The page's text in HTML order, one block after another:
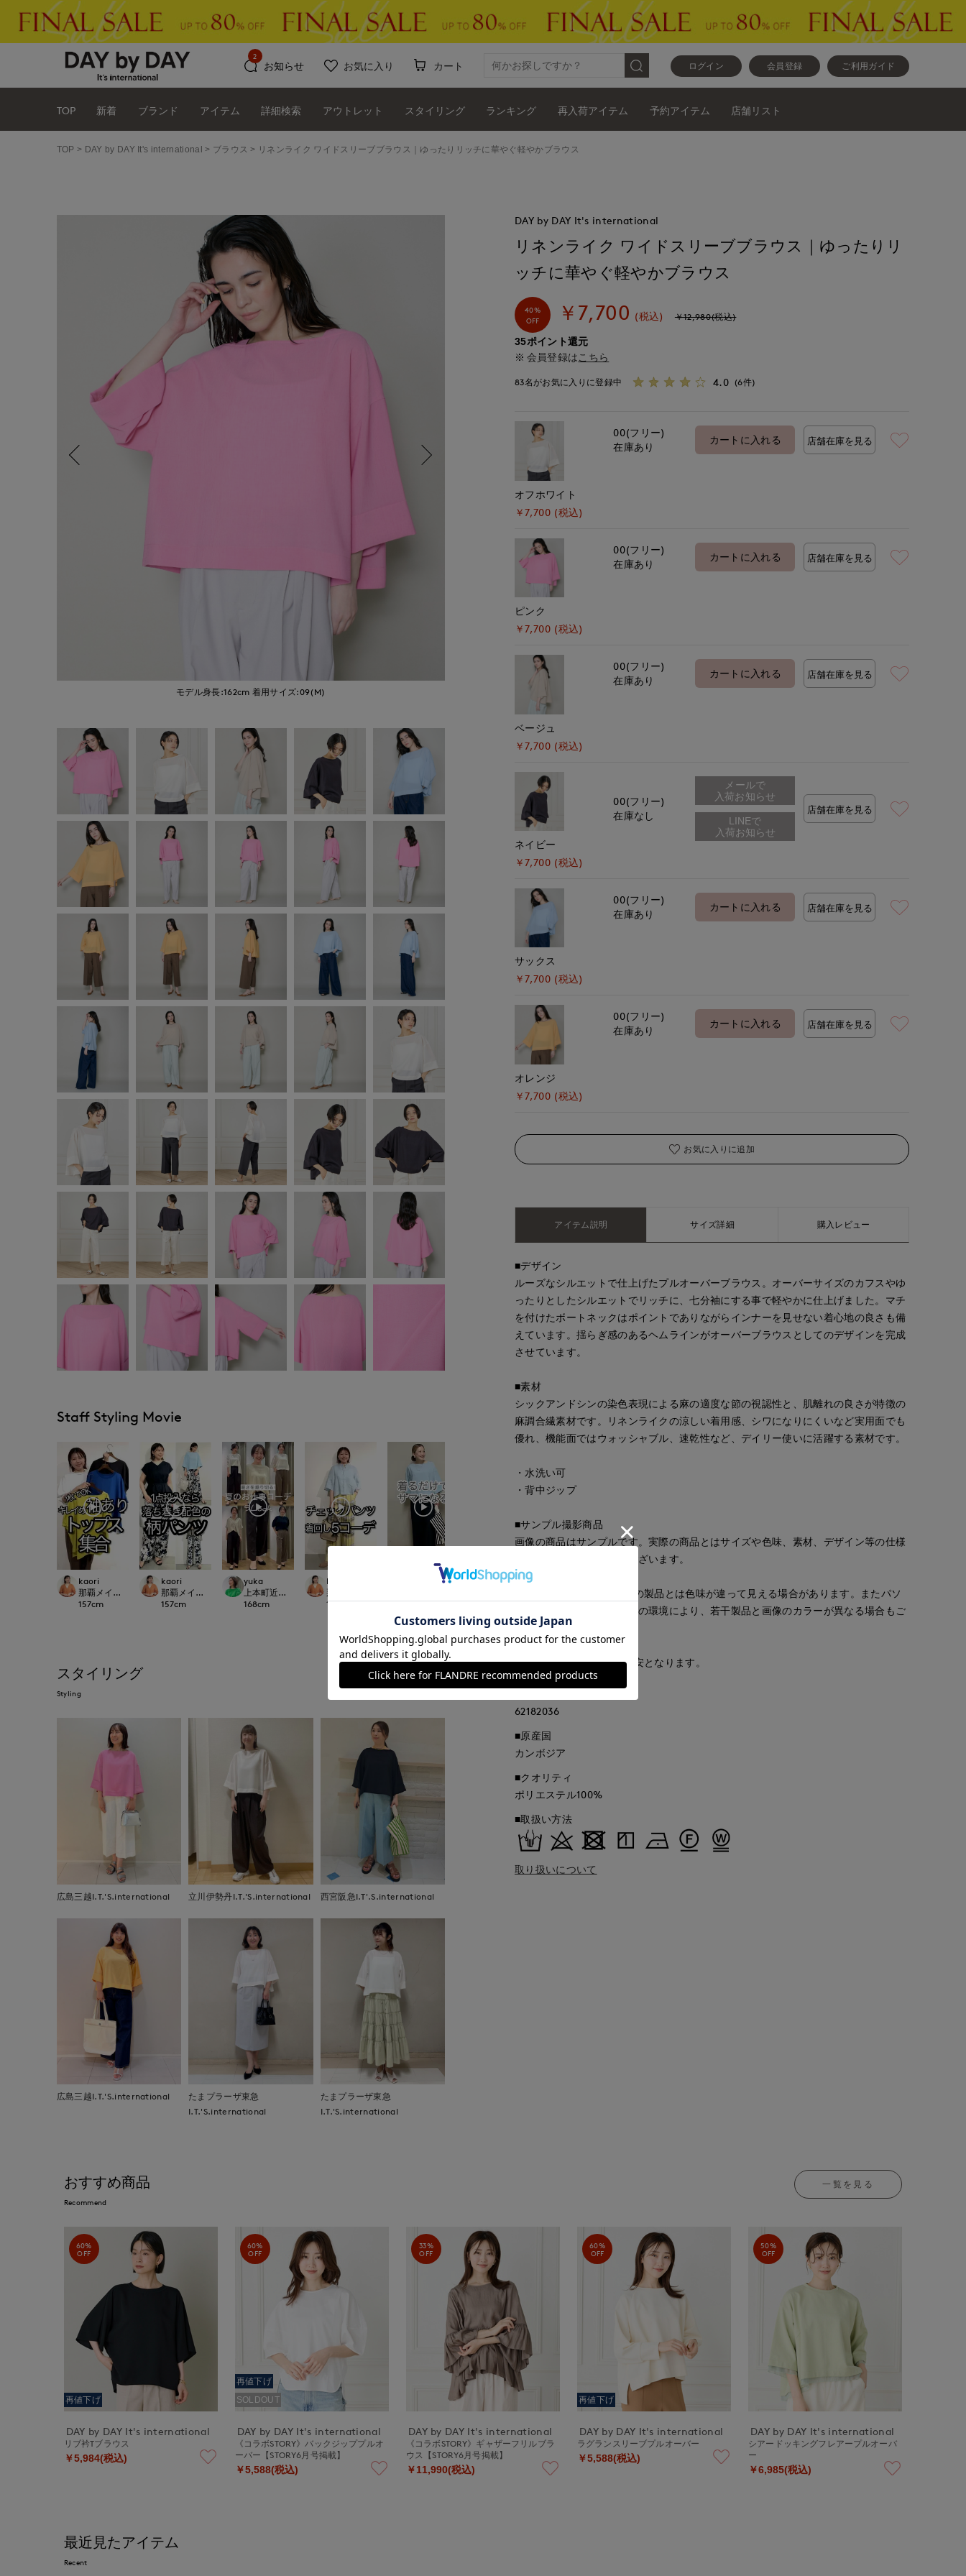
ログイン 会員登録 ご利用ガイド
お知らせ
2
お気に入り カート
TOP 新着 ブランド アイテム 詳細検索 アウトレット スタイリング ランキング 再入荷アイテム 予約アイテム 店舗リスト
TOP DAY by DAY It's international ブラウス リネンライク ワイドスリーブブラウス｜ゆったりリッチに華やぐ軽やかブラウス
モデル身長:162cm 着用サイズ:09(M)
Staff Styling Movie
kaori
那覇メインプレイスI.T.'S.international
157cm
kaori
那覇メインプレイスI.T.'S.international
157cm
yuka
上本町近鉄I.T.'S.international
168cm
kaori
那覇メインプレイスI.T.'S.international
157cm
maemae
157cm
ayaka
170cm
那覇メインプレイスI.T.'S.international
157cm
岡山天満屋7-IDconcept.
160
博多大丸7-IDconcept.
155
広島三越I.T.'S.international
スタイリング
Styling
もっと見る
広島三越I.T.'S.international 立川伊勢丹I.T.'S.international 西宮阪急I.T'.S.international
広島三越I.T.'S.international
たまプラーザ東急
I.T.'S.international
たまプラーザ東急
I.T.'S.international
DAY by DAY It's international
リネンライク ワイドスリーブブラウス｜ゆったりリ
ッチに華やぐ軽やかブラウス
40%
OFF
￥7,700 (税込) ￥12,980(税込)
35ポイント還元
会員登録は こちら
83名がお気に入りに登録中 4.0 (6件)
オフホワイト
￥7,700 (税込)
00(フリー)
在庫あり
カートに入れる 店舗在庫を見る
ピンク
￥7,700 (税込)
00(フリー)
在庫あり
カートに入れる 店舗在庫を見る
ベージュ
￥7,700 (税込)
00(フリー)
在庫あり
カートに入れる 店舗在庫を見る
ネイビー
￥7,700 (税込)
00(フリー)
在庫なし
メールで
入荷お知らせ
店舗在庫を見る
サックス
￥7,700 (税込)
00(フリー)
在庫あり
カートに入れる 店舗在庫を見る
オレンジ
￥7,700 (税込)
00(フリー)
在庫あり
カートに入れる 店舗在庫を見る
お気に入りに追加
アイテム説明 サイズ詳細 購入レビュー
■デザイン
ルーズなシルエットで仕上げたプルオーバーブラウス。オーバーサイズのカフスやゆ
ったりとしたシルエットでリッチに、七分袖にする事で軽やかに仕上げました。マチ
を付けたボートネックはポイントでありながらインナーを見せない着心地の良さも備
えています。揺らぎ感のあるヘムラインがオーバーブラウスとしてのデザインを完成
させています。
■素材
シックアンドシンの染色表現による麻の適度な節の視認性と、肌離れの良さが特徴の
麻調合繊素材です。リネンライクの涼しい着用感、シワになりにくいなど実用面でも
優れ、機能面ではウォッシャブル、速乾性など、デイリー使いに活躍する素材です。
・水洗い可
・背中ジップ
■サンプル撮影商品
画像の商品はサンプルです。実際の商品とはサイズや色味、素材、デザイン等の仕様
が若干変更になる場合がございます。
■照明の関係により、実際の製品とは色味が違って見える場合があります。またパソ
コン・スマートフォンなどの環境により、若干製品と画像のカラーが異なる場合もご
ざいます。
■サイズ表記はあくまで目安となります。
62182036
■原産国
カンボジア
■クオリティ
ポリエステル100%
■取扱い方法
取り扱いについて
おすすめ商品
Recommend
一覧を見る
60%
OFF
再値下げ
DAY by DAY It's international
リブ衿Tブラウス
￥5,984(税込)
60%
OFF
再値下げ
SOLDOUT
DAY by DAY It's international
《コラボSTORY》バックジッププルオ
ーバー【STORY6月号掲載】
￥5,588(税込)
33%
OFF
DAY by DAY It's international
《コラボSTORY》ギャザーフリルブラ
ウス【STORY6月号掲載】
￥11,990(税込)
60%
OFF
再値下げ
DAY by DAY It's international
ラグランスリーブプルオーバー
￥5,588(税込)
50%
OFF
DAY by DAY It's international
シアードッキングフレアープルオーバ
ー
￥6,985(税込)
最近見たアイテム
Recent